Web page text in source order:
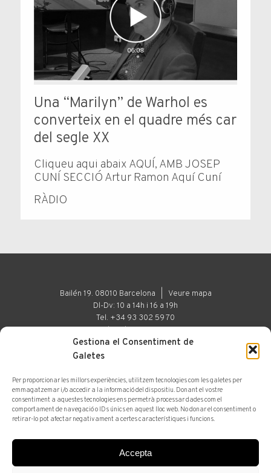
Gestiona el Consentiment de
Galetes
Per proporcionar les millors experiències, utilitzem tecnologies com les galetes per
emmagatzemar i/o accedir a la informació del dispositiu. Donant el vostre
consentiment a aquestes tecnologies ens permetrà processar dades com el
comportament de navegació o IDs únics en aquest lloc web. No donar el consentiment o
retirar-lo pot afectar negativament a certes característiques i funcions.
Accepta
RÀDIO
Una “Marilyn” de Warhol es
converteix en el quadre més car
del segle XX
Cliqueu aqui abaix AQUÍ, AMB JOSEP
CUNÍ SECCIÓ Artur Ramon Aquí Cuní
Bailén 19. 08010 Barcelona | Veure mapa
Dl-Dv: 10 a 14h i 16 a 19h
Tel. +34 93 302 59 70
art@arturamon.com
© 2025 Artur Ramon Art. Tots els drets reservats
Galeria
Espai d'Art